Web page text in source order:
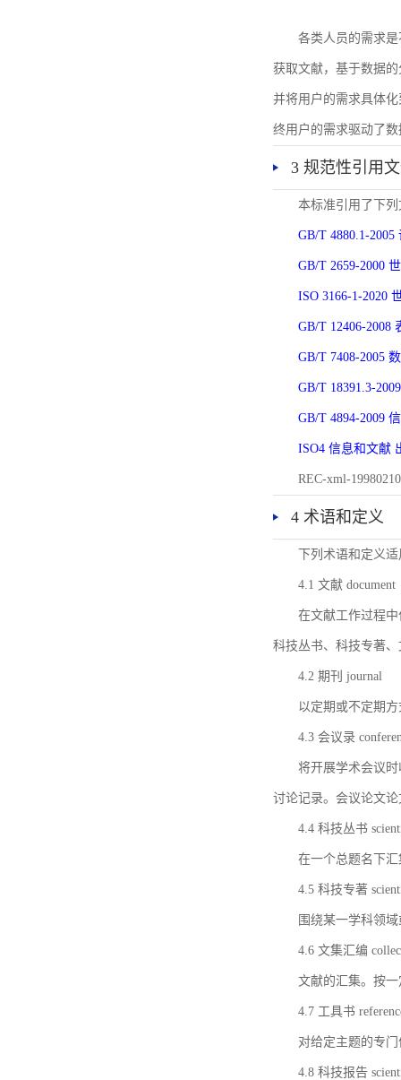
各类人员的需求
获取文献，基于数据
并将用户的需求具体
终用户的需求驱动了
3 规范性引用
本标准引用了下
GB/T 4880.1-
GB/T 2659-2000
ISO 3166-1-2020
GB/T 12406-2008
GB/T 7408-2005
GB/T 18391.3-
GB/T 4894-2009
ISO4 信息和文献
REC-xml-
4 术语和定义
下列术语和定义
4.1 文献 document
在文献工作过程
科技丛书、科技专著
4.2 期刊 journal
以定期或不定期
4.3 会议录
将开展学术会议
讨论记录。会议论文
4.4 科技丛书
在一个总题名下
4.5 科技专著
围绕某一学科领
4.6 文集汇编
文献的汇集。按
4.7 工具书
对给定主题的专
4.8 科技报告